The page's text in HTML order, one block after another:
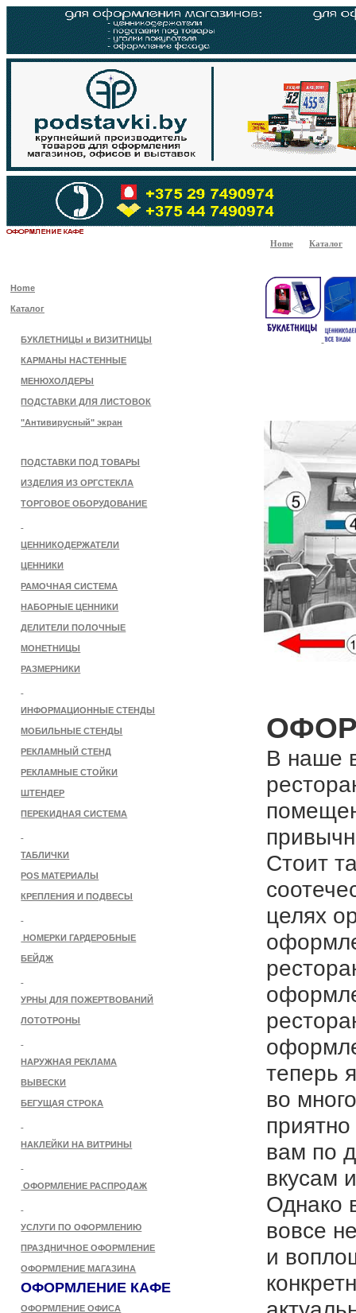
Home Каталог
Home
Каталог
БУКЛЕТНИЦЫ и ВИЗИТНИЦЫ
КАРМАНЫ НАСТЕННЫЕ
МЕНЮХОЛДЕРЫ
ПОДСТАВКИ ДЛЯ ЛИСТОВОК
"Антивирусный" экран
ПОДСТАВКИ ПОД ТОВАРЫ
ИЗДЕЛИЯ ИЗ ОРГСТЕКЛА
ТОРГОВОЕ ОБОРУДОВАНИЕ
ЦЕННИКОДЕРЖАТЕЛИ
ЦЕННИКИ
РАМОЧНАЯ СИСТЕМА
НАБОРНЫЕ ЦЕННИКИ
ДЕЛИТЕЛИ ПОЛОЧНЫЕ
МОНЕТНИЦЫ
РАЗМЕРНИКИ
ИНФОРМАЦИОННЫЕ СТЕНДЫ
МОБИЛЬНЫЕ СТЕНДЫ
РЕКЛАМНЫЙ СТЕНД
РЕКЛАМНЫЕ СТОЙКИ
ШТЕНДЕР
ПЕРЕКИДНАЯ СИСТЕМА
ТАБЛИЧКИ
POS МАТЕРИАЛЫ
КРЕПЛЕНИЯ И ПОДВЕСЫ
НОМЕРКИ ГАРДЕРОБНЫЕ
БЕЙДЖ
УРНЫ ДЛЯ ПОЖЕРТВОВАНИЙ
ЛОТОТРОНЫ
НАРУЖНАЯ РЕКЛАМА
ВЫВЕСКИ
БЕГУЩАЯ СТРОКА
НАКЛЕЙКИ НА ВИТРИНЫ
ОФОРМЛЕНИЕ РАСПРОДАЖ
УСЛУГИ ПО ОФОРМЛЕНИЮ
ПРАЗДНИЧНОЕ ОФОРМЛЕНИЕ
ОФОРМЛЕНИЕ МАГАЗИНА
ОФОРМЛЕНИЕ КАФЕ
ОФОРМЛЕНИЕ ОФИСА
В наше
Стоит
целях
теперь
во
вам по
вкусам
Однако
вовсе
и